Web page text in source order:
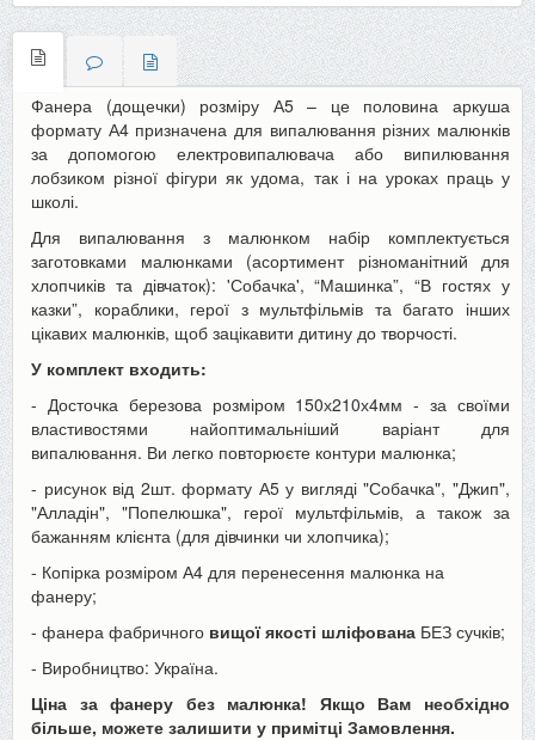
Фанера (дощечки) розміру А5 – це половина аркуша
формату А4 призначена для випалювання різних малюнків
за допомогою електровипалювача або випилювання
лобзиком різної фігури як удома, так і на уроках праць у
школі.
Для випалювання з малюнком набір комплектується
заготовками малюнками (асортимент різноманітний для
хлопчиків та дівчаток): 'Собачка', “Машинка”, “В гостях у
казки”, кораблики, герої з мультфільмів та багато інших
цікавих малюнків, щоб зацікавити дитину до творчості.
У комплект входить:
- Досточка березова розміром 150х210х4мм - за своїми
властивостями найоптимальніший варіант для
випалювання. Ви легко повторюєте контури малюнка;
- рисунок від 2шт. формату А5 у вигляді "Собачка", "Джип",
"Алладін", "Попелюшка", герої мультфільмів, а також за
бажанням клієнта (для дівчинки чи хлопчика);
- Копірка розміром А4 для перенесення малюнка на
фанеру;
- фанера фабричного вищої якості шліфована БЕЗ сучків;
- Виробництво: Україна.
Ціна за фанеру без малюнка! Якщо Вам необхідно
більше, можете залишити у примітці Замовлення.